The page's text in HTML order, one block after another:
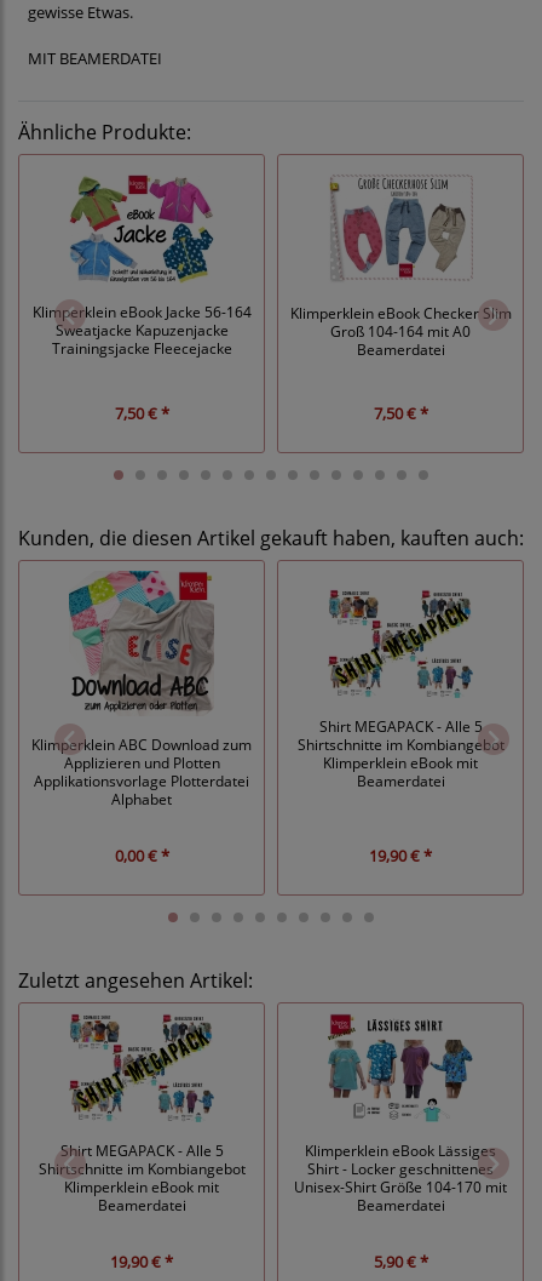
gewisse Etwas.
MIT BEAMERDATEI
Ähnliche Produkte:
Klimperklein eBook Jacke 56-164
Sweatjacke Kapuzenjacke
Trainingsjacke Fleecejacke
7,50 € *
Klimperklein eBook Checker Slim
Groß 104-164 mit A0
Beamerdatei
7,50 € *
Kunden, die diesen Artikel gekauft haben, kauften auch:
Klimperklein ABC Download zum
Applizieren und Plotten
Applikationsvorlage Plotterdatei
Alphabet
0,00 € *
Shirt MEGAPACK - Alle 5
Shirtschnitte im Kombiangebot
Klimperklein eBook mit
Beamerdatei
19,90 € *
Zuletzt angesehen Artikel:
Shirt MEGAPACK - Alle 5
Shirtschnitte im Kombiangebot
Klimperklein eBook mit
Beamerdatei
19,90 € *
Klimperklein eBook Lässiges
Shirt - Locker geschnittenes
Unisex-Shirt Größe 104-170 mit
Beamerdatei
5,90 € *